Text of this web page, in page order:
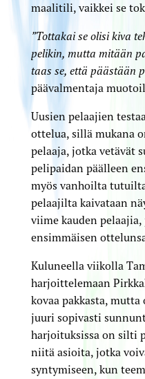
maalitili, vaikkei se
”Tottakai se olisi kiva
pelikin, mutta mitään
taas se, että päästään
päävalmentaja
Uusien pelaajien
ottelua, sillä mukana
pelaaja, jotka vetävät
pelipaidan päälleen
myös vanhoilta
pelaajilta kaivataan
viime kauden pelaajia,
ensimmäisen
Kuluneella viikolla
harjoittelemaan
kovaa pakkasta, mutta
juuri sopivasti
harjoituksissa on silti
niitä asioita, jotka
syntymiseen, kun